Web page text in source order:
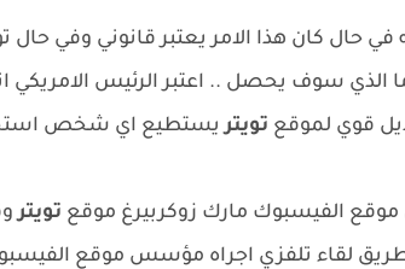
حال كان هذا الامر يعتبر قانوني وفي حال
الذي سوف يحصل .. اعتبر الرئيس
قوي لموقع تويتريستطيع اي شخص
الفيسبوك مارك زوكربيرغ موقع تويتر
طريق لقاء تلفزي اجراه مؤسس موقع